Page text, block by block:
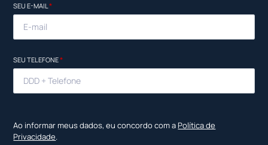
SEU E-MAIL*
SEU TELEFONE*
Ao informar meus dados, eu concordo com a Política de
Privacidade.